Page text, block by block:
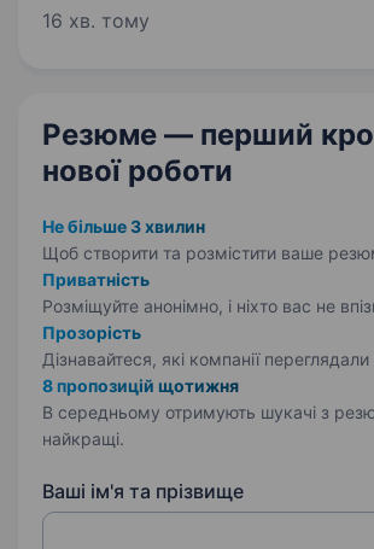
кондитерської продукції в Україні
16 хв. тому
Резюме — перший
нової роботи
Не більше 3 хвилин
Щоб створити та розмістити ваше
Приватність
Розміщуйте анонімно, і ніхто вас не
Прозорість
Дізнавайтеся, які компанії
8 пропозицій щотижня
В середньому отримують шукачі з
найкращі.
Ваші ім'я та прізвище